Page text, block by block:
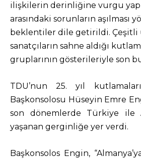
ilişkilerin derinliğine vurgu
arasındaki sorunların aşılması
beklentiler dile getirildi. Çeşitli
sanatçıların sahne aldığı
gruplarının gösterileriyle son
TDU’nun 25. yıl
Başkonsolosu Hüseyin Emre
son dönemlerde Türkiye ile
yaşanan gerginliğe yer verdi.
Başkonsolos Engin,